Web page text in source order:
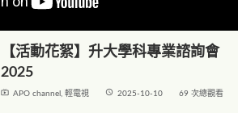
【活動花絮】升大學科專業諮詢會
2025
live_tv APO channel , 輕電視 access_time 2025-10-10 69 次總觀看